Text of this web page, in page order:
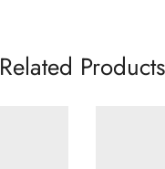
Related Products